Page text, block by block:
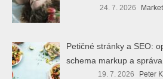
24. 7. 2026
Petičné stránky a SEO:
schema markup a
19. 7. 2026 Peter